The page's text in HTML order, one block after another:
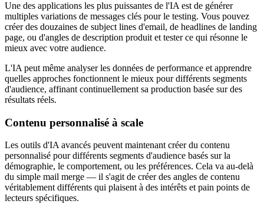
Une des applications les plus puissantes de l'IA est de générer
multiples variations de messages clés pour le testing. Vous pouvez
créer des douzaines de subject lines d'email, de headlines de landing
page, ou d'angles de description produit et tester ce qui résonne le
mieux avec votre audience.
L'IA peut même analyser les données de performance et apprendre
quelles approches fonctionnent le mieux pour différents segments
d'audience, affinant continuellement sa production basée sur des
résultats réels.
Contenu personnalisé à scale
Les outils d'IA avancés peuvent maintenant créer du contenu
personnalisé pour différents segments d'audience basés sur la
démographie, le comportement, ou les préférences. Cela va au-delà
du simple mail merge — il s'agit de créer des angles de contenu
véritablement différents qui plaisent à des intérêts et pain points de
lecteurs spécifiques.